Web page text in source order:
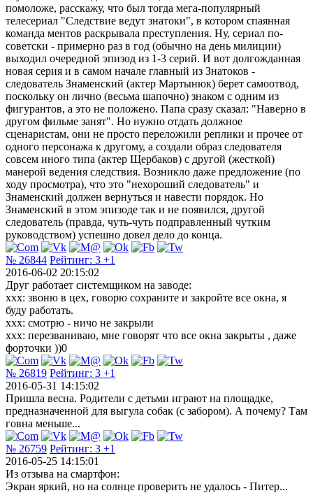
помоложе, расскажу, что был тогда мега-популярный
телесериал "Следствие ведут знатоки", в котором спаянная
команда ментов раскрывала преступления. Ну, сериал по-
советски - примерно раз в год (обычно на день милиции)
выходил очередной эпизод из 1-3 серий. И вот долгожданная
новая серия и в самом начале главный из Знатоков -
следователь Знаменский (актер Мартынюк) берет самоотвод,
поскольку он лично (весьма шапочно) знаком с одним из
фигурантов, а это не положено. Папа сразу сказал: "Наверно в
другом фильме занят". Но нужно отдать должное
сценаристам, они не просто переложили реплики и прочее от
одного персонажа к другому, а создали образ следователя
совсем иного типа (актер Щербаков) с другой (жесткой)
манерой ведения следствия. Возникло даже предложение (по
ходу просмотра), что это "нехороший следователь" и
Знаменский должен вернуться и навести порядок. Но
Знаменский в этом эпизоде так и не появился, другой
следователь (правда, чуть-чуть подправленный чутким
руководством) успешно довел дело до конца.
№ 26844 Рейтинг: 3 +1
2016-06-02 20:15:02
Друг работает системщиком на заводе:
xxx: звоню в цех, говорю сохраните и закройте все окна, я
буду работать.
xxx: cмотрю - ничо не закрыли
xxx: перезваниваю, мне говорят что все окна закрыты , даже
форточки ))0
№ 26819 Рейтинг: 3 +1
2016-05-31 14:15:02
Пришла весна. Родители с детьми играют на площадке,
предназначенной для выгула собак (с забором). А почему? Там
говна меньше...
№ 26759 Рейтинг: 3 +1
2016-05-25 14:15:01
Из отзыва на смартфон:
Экран яркий, но на солнце проверить не удалось - Питер...